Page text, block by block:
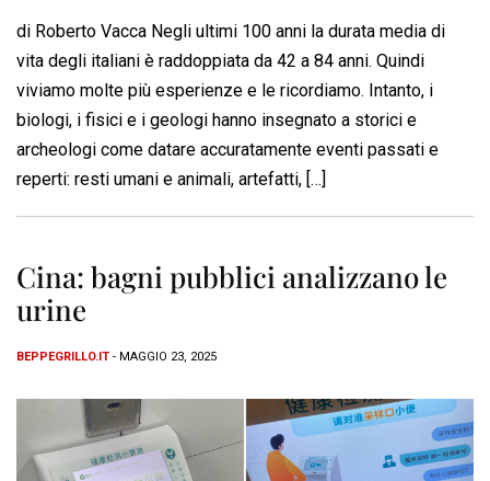
di Roberto Vacca Negli ultimi 100 anni la durata media di
vita degli italiani è raddoppiata da 42 a 84 anni. Quindi
viviamo molte più esperienze e le ricordiamo. Intanto, i
biologi, i fisici e i geologi hanno insegnato a storici e
archeologi come datare accuratamente eventi passati e
reperti: resti umani e animali, artefatti, […]
Cina: bagni pubblici analizzano le
urine
BEPPEGRILLO.IT - MAGGIO 23, 2025